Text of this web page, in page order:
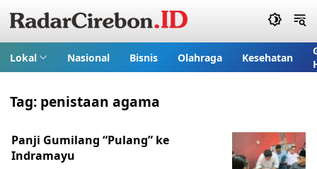
Lokal Nasional Bisnis Olahraga Kesehatan
Tag: penistaan agama
Panji Gumilang “Pulang” ke
Indramayu